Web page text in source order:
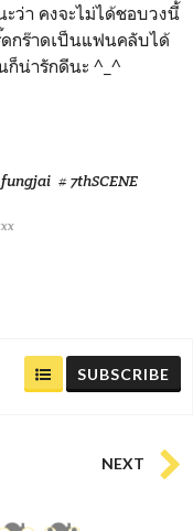
ว่า คงจะไม่ได้ชอบวงนี้
ดกร๊าดเป็นแฟนคลับได้
น่ารักดีนะ ^_^
# 7thSCENE
SUBSCRIBE
NEXT